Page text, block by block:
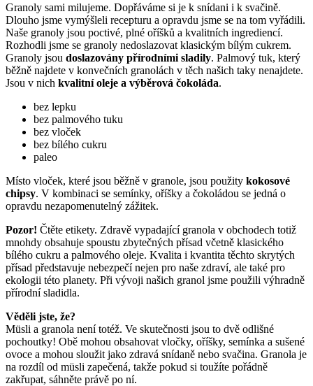
Granoly sami milujeme. Dopřáváme si je k snídani i k svačině.
Dlouho jsme vymýšleli recepturu a opravdu jsme se na tom vyřádili.
Naše granoly jsou poctivé, plné oříšků a kvalitních ingrediencí.
Rozhodli jsme se granoly nedoslazovat klasickým bílým cukrem.
Granoly jsou doslazovány přírodními sladily. Palmový tuk, který
běžně najdete v konvečních granolách v těch našich taky nenajdete.
Jsou v nich kvalitní oleje a výběrová čokoláda.
bez lepku
bez palmového tuku
bez vloček
bez bílého cukru
paleo
Místo vloček, které jsou běžně v granole, jsou použity kokosové
chipsy. V kombinaci se semínky, oříšky a čokoládou se jedná o
opravdu nezapomenutelný zážitek.
Pozor! Čtěte etikety. Zdravě vypadající granola v obchodech totiž
mnohdy obsahuje spoustu zbytečných přísad včetně klasického
bílého cukru a palmového oleje. Kvalita i kvantita těchto skrytých
přísad představuje nebezpečí nejen pro naše zdraví, ale také pro
ekologii této planety. Při vývoji našich granol jsme použili výhradně
přírodní sladidla.
Věděli jste, že?
Müsli a granola není totéž. Ve skutečnosti jsou to dvě odlišné
pochoutky! Obě mohou obsahovat vločky, oříšky, semínka a sušené
ovoce a mohou sloužit jako zdravá snídaně nebo svačina. Granola je
na rozdíl od müsli zapečená, takže pokud si toužíte pořádně
zakřupat, sáhněte právě po ní.